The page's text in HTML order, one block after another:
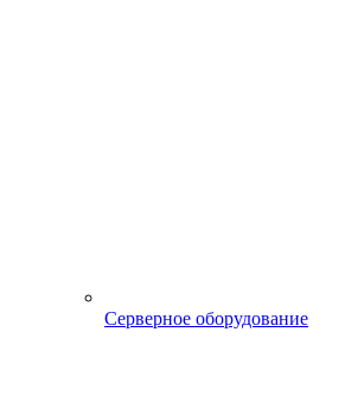
Серверное оборудование